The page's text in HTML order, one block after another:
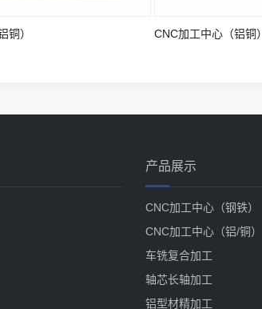
铜） CNC加工中心（铝铜）
产品展示
CNC加工中心（钢铁）
CNC加工中心（铝/铜）
车铣复合加工
轴芯长轴加工
铝型材精加工